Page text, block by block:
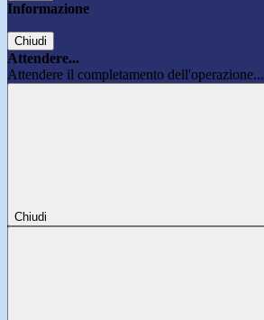
Informazione
Chiudi
Attendere...
Attendere il completamento dell'operazione...
Chiudi